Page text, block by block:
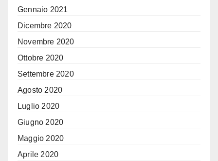
Gennaio 2021
Dicembre 2020
Novembre 2020
Ottobre 2020
Settembre 2020
Agosto 2020
Luglio 2020
Giugno 2020
Maggio 2020
Aprile 2020